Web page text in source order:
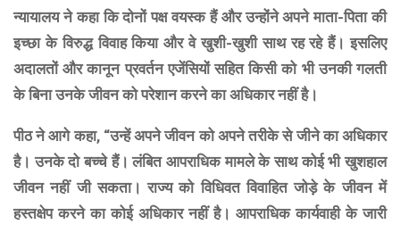
न्यायालय ने कहा कि दोनों पक्ष वयस्क हैं और उन्होंने अपने माता-पिता की
इच्छा के विरुद्ध विवाह किया और वे खुशी-खुशी साथ रह रहे हैं। इसलिए
अदालतों और कानून प्रवर्तन एजेंसियों सहित किसी को भी उनकी गलती
के बिना उनके जीवन को परेशान करने का अधिकार नहीं है।
पीठ ने आगे कहा, “उन्हें अपने जीवन को अपने तरीके से जीने का अधिकार
है। उनके दो बच्चे हैं। लंबित आपराधिक मामले के साथ कोई भी खुशहाल
जीवन नहीं जी सकता। राज्य को विधिवत विवाहित जोड़े के जीवन में
हस्तक्षेप करने का कोई अधिकार नहीं है। आपराधिक कार्यवाही के जारी